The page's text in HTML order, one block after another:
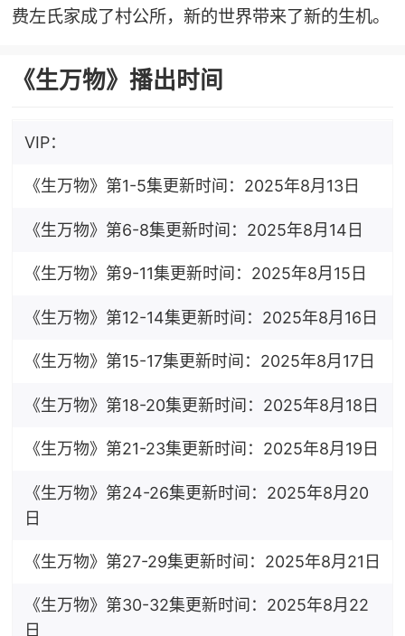
费左氏家成了村公所，新的世界带来了新的生机。
《生万物》播出时间
VIP：
《生万物》第1-5集更新时间：2025年8月13日
《生万物》第6-8集更新时间：2025年8月14日
《生万物》第9-11集更新时间：2025年8月15日
《生万物》第12-14集更新时间：2025年8月16日
《生万物》第15-17集更新时间：2025年8月17日
《生万物》第18-20集更新时间：2025年8月18日
《生万物》第21-23集更新时间：2025年8月19日
《生万物》第24-26集更新时间：2025年8月20
日
《生万物》第27-29集更新时间：2025年8月21日
《生万物》第30-32集更新时间：2025年8月22
日